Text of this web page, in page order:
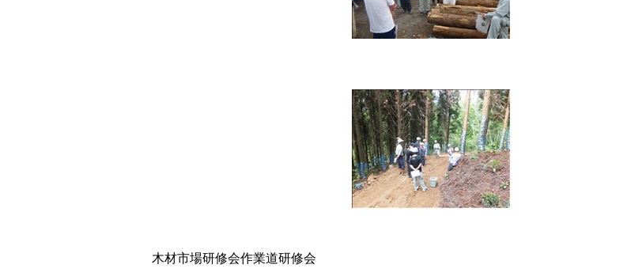
木材市場研修会作業道研修会